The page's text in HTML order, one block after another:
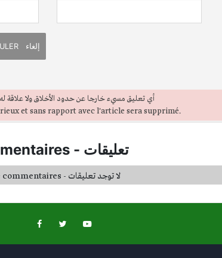
ANNULER إلغاء
أي تعليق مسيء خارجا عن حدود الأخلاق ولا علاقة
et sans rapport avec l'article sera supprimé.
- تعليقات
Pas de commentaires - لا توجد تعليقات